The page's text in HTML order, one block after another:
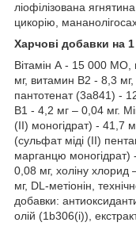
ліофілізована
цикорію,
Харчові добавки на 1
Вітамін А - 15 000 МО,
мг, витамин В2 - 8,3
пантотенат (3а841) -
В1 - 4,2 мг – 0,04 мг.
(II) моногідрат) - 41,7
(сульфат міді (II)
марганцю моногідрат)
0,08 мг, холіну хлорид
мг, DL-метіонін,
добавки:
олій (1b306(i)),